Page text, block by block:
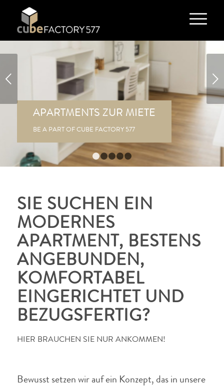
APARTMENTS ZUR MIETE
BE A PART OF CUBE FACTORY 577
Weiter
2 3
SIE SUCHEN EIN
MODERNES
APARTMENT, BESTENS
ANGEBUNDEN,
KOMFORTABEL
EINGERICHTET UND
BEZUGSFERTIG?
HIER BRAUCHEN SIE NUR ANKOMMEN!
Bewusst setzen wir auf ein Konzept, das in unsere